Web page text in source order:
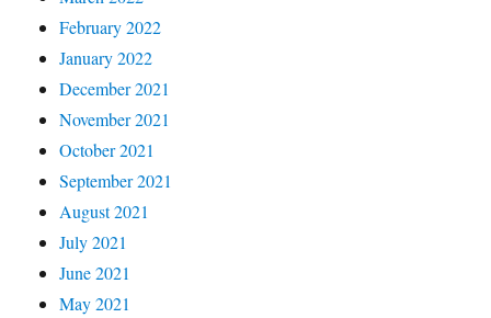
February 2022
January 2022
December 2021
November 2021
October 2021
September 2021
August 2021
July 2021
June 2021
May 2021